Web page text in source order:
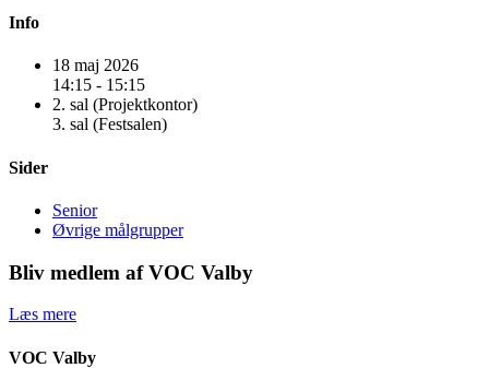
Info
18 maj 2026
14:15 - 15:15
2. sal (Projektkontor)
3. sal (Festsalen)
Sider
Senior
Øvrige målgrupper
Bliv medlem af VOC Valby
Læs mere
VOC Valby